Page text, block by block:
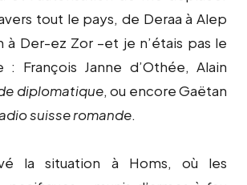
tout le pays, de Deraa à Alep
à Der-ez Zor –et je n’étais pas le
: François Janne d’Othée, Alain
diplomatique, ou encore Gaëtan
suisse romande.
la situation à Homs, où les